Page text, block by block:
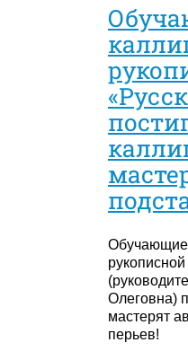
Олеговна)
мастерят
перьев!